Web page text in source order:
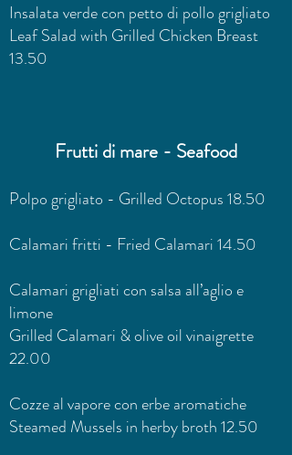
Insalata verde con petto di pollo grigliato
Leaf Salad with Grilled Chicken Breast
13.50
Frutti di mare - Seafood
Polpo grigliato - Grilled Octopus 18.50
Calamari fritti - Fried Calamari 14.50
Calamari grigliati con salsa all’aglio e
limone
Grilled Calamari & olive oil vinaigrette
22.00
Cozze al vapore con erbe aromatiche
Steamed Mussels in herby broth 12.50